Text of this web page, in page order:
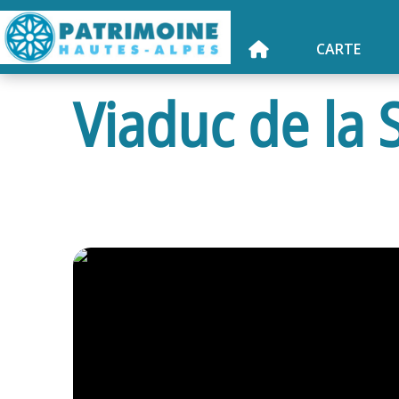
CARTE
Viaduc de la